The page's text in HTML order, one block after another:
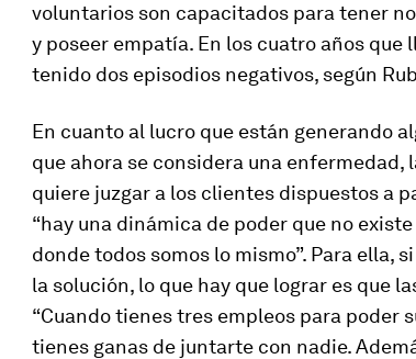
voluntarios son capacitados para tener
y poseer empatía. En los cuatro años que
tenido dos episodios negativos, según
En cuanto al lucro que están generando
que ahora se considera una enfermedad,
quiere juzgar a los clientes dispuestos a
“hay una dinámica de poder que no
donde todos somos lo mismo”. Para ella,
la solución, lo que hay que lograr es que
“Cuando tienes tres empleos para poder
tienes ganas de juntarte con nadie.